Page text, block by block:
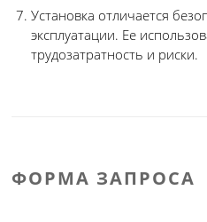
Установка отличается
эксплуатации. Ее
трудозатратность и риски.
ФОРМА ЗАПРОСА